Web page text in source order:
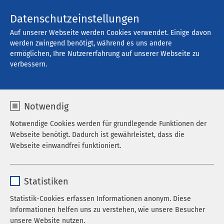
Offene Stellen
Filter
785 Stellenangebote gefunden
Datenschutzeinstellungen
Auf unserer Webseite werden Cookies verwendet. Einige davon
werden zwingend benötigt, während es uns andere
ermöglichen, Ihre Nutzererfahrung auf unserer Webseite zu
verbessern.
Notwendig
Notwendige Cookies werden für grundlegende Funktionen der
Webseite benötigt. Dadurch ist gewährleistet, dass die
Webseite einwandfrei funktioniert.
Laufzeit 278 Tage
Statistiken
Statistik-Cookies erfassen Informationen anonym. Diese
Informationen helfen uns zu verstehen, wie unsere Besucher
unsere Website nutzen.